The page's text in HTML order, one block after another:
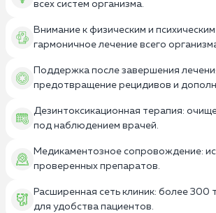
всех систем организма.
Внимание к физическим и
гармоничное лечение всего
Поддержка после завершения
предотвращение рецидивов и
Дезинтоксикационная терапия:
под наблюдением врачей.
Медикаментозное сопровождение:
проверенных препаратов.
Расширенная сеть клиник: более 300
для удобства пациентов.